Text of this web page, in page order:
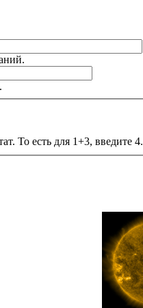
То есть для 1+3, введите 4.